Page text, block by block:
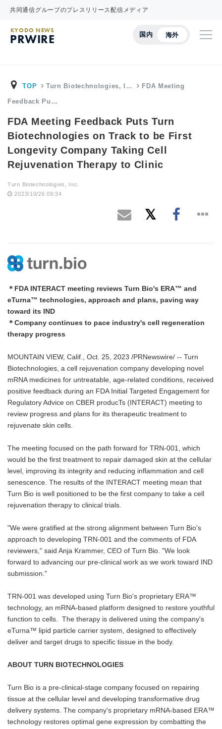
共同通信グループのプレスリリース配信メディア
国内 海外
KYODO NEWS
PRWIRE
TOP Turn Biotechnologies, I… FDA Meeting
Feedback Pu…
FDA Meeting Feedback Puts Turn
Biotechnologies on Track to be First
Longevity Company Taking Cell
Rejuvenation Therapy to Clinic
Turn Biotechnologies, Inc.
2023/10/26 09:34
＊FDA INTERACT meeting reviews Turn Bio's ERA™ and
eTurna™ technologies, approach and plans, paving way
toward its IND
＊Company continues to pace industry's cell regeneration
therapy progress
MOUNTAIN VIEW, Calif., Oct. 25, 2023 /PRNewswire/ -- Turn
Biotechnologies, a cell rejuvenation company developing novel
mRNA medicines for untreatable, age-related conditions, received
positive feedback during an FDA Initial Targeted Engagement for
Regulatory Advice on CBER producTs (INTERACT) meeting to
review progress and plans for its therapeutic treatment to
rejuvenate skin cells.
The meeting focused on the path forward for TRN-001, which
would be the first treatment to repair damaged skin at the cellular
level, improving its integrity and reducing inflammation and cell
senescence. The results of the INTERACT meeting mean that
Turn Bio is well positioned to be the first company to take a cell
rejuvenation therapy to clinical trials.
"We were gratified at the strong alignment between Turn Bio's
approach to developing TRN-001 and the comments of FDA
reviewers," said Anja Krammer, CEO of Turn Bio. "We look
forward to advancing our pre-clinical work as we work toward IND
submission."
TRN-001 was developed using Turn Bio's proprietary ERA™
technology, an mRNA-based platform designed to restore youthful
function to cells. The therapy is delivered using the company's
eTurna™ lipid particle carrier system, designed to effectively
deliver and target drugs to specific tissue in the body.
ABOUT TURN BIOTECHNOLOGIES
Turn Bio is a pre-clinical-stage company focused on repairing
tissue at the cellular level and developing transformative drug
delivery systems. The company's proprietary mRNA-based ERA™
technology restores optimal gene expression by combatting the